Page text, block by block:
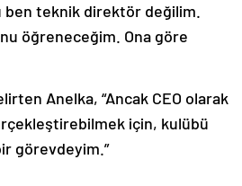
ben teknik direktör değilim.
öğreneceğim. Ona göre
Anelka, “Ancak CEO olarak
için, kulübü
görevdeyim.”